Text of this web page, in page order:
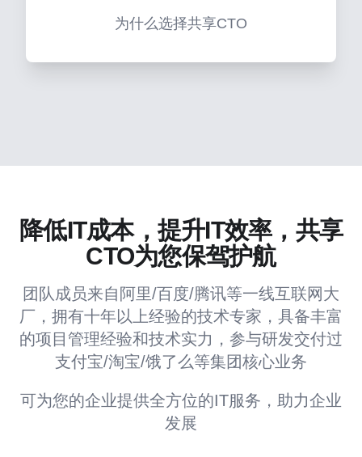
为什么选择共享CTO
降低IT成本，提升IT效率，共享
CTO为您保驾护航
团队成员来自阿里/百度/腾讯等一线互联网大
厂，拥有十年以上经验的技术专家，具备丰富
的项目管理经验和技术实力，参与研发交付过
支付宝/淘宝/饿了么等集团核心业务
可为您的企业提供全方位的IT服务，助力企业
发展